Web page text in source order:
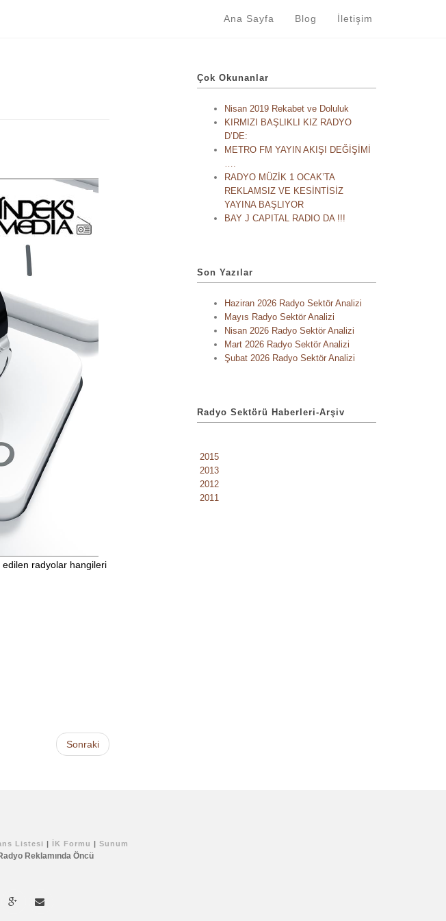
Ana Sayfa Blog İletişim
edilen radyolar hangileri
Sonraki
Çok Okunanlar
Nisan 2019 Rekabet ve Doluluk
KIRMIZI BAŞLIKLI KIZ RADYO
D’DE:
METRO FM YAYIN AKIŞI DEĞİŞİMİ
….
RADYO MÜZİK 1 OCAK’TA
REKLAMSIZ VE KESİNTİSİZ
YAYINA BAŞLIYOR
BAY J CAPITAL RADIO DA !!!
Son Yazılar
Haziran 2026 Radyo Sektör Analizi
Mayıs Radyo Sektör Analizi
Nisan 2026 Radyo Sektör Analizi
Mart 2026 Radyo Sektör Analizi
Şubat 2026 Radyo Sektör Analizi
Radyo Sektörü Haberleri-Arşiv
2015
2013
2012
2011
Listesi | İK Formu | Sunum
Reklamında Öncü